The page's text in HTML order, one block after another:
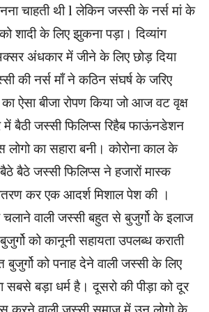
चाहती थी l लेकिन जस्सी के नर्स मां के
शादी के लिए झुकना पड़ा। दिव्यांग
अंधकार में जीने के लिए छोड़ दिया
की नर्स माँ ने कठिन संघर्ष के जरिए
ऐसा बीजा रोपण किया जो आज वट वृक्ष
बैठी जस्सी फिलिप्स रिहैब फाऊंनडेशन
का सहारा बनी। कोरोना काल के
बैठे जस्सी फिलिप्स ने हजारों मास्क
कर एक आदर्श मिशाल पेश की ।
चलाने वाली जस्सी बहुत से बुजुर्गो के इलाज
को कानूनी सहायता उपलब्ध कराती
को पनाह देने वाली जस्सी के लिए
सबसे बड़ा धर्म है। दूसरो की पीड़ा को दूर